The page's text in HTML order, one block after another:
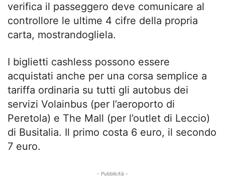
verifica il passeggero deve comunicare al
controllore le ultime 4 cifre della propria
carta, mostrandogliela.
I biglietti cashless possono essere
acquistati anche per una corsa semplice a
tariffa ordinaria su tutti gli autobus dei
servizi Volainbus (per l’aeroporto di
Peretola) e The Mall (per l’outlet di Leccio)
di Busitalia. Il primo costa 6 euro, il secondo
7 euro.
- Pubblicità -